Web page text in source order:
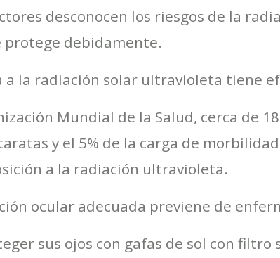
desconocen los riesgos de la
protege debidamente.
a la radiación solar ultravioleta tiene
Mundial de la Salud, cerca de
y el 5% de la carga de
a la radiación ultravioleta.
ocular adecuada previene de
sus ojos con gafas de sol con